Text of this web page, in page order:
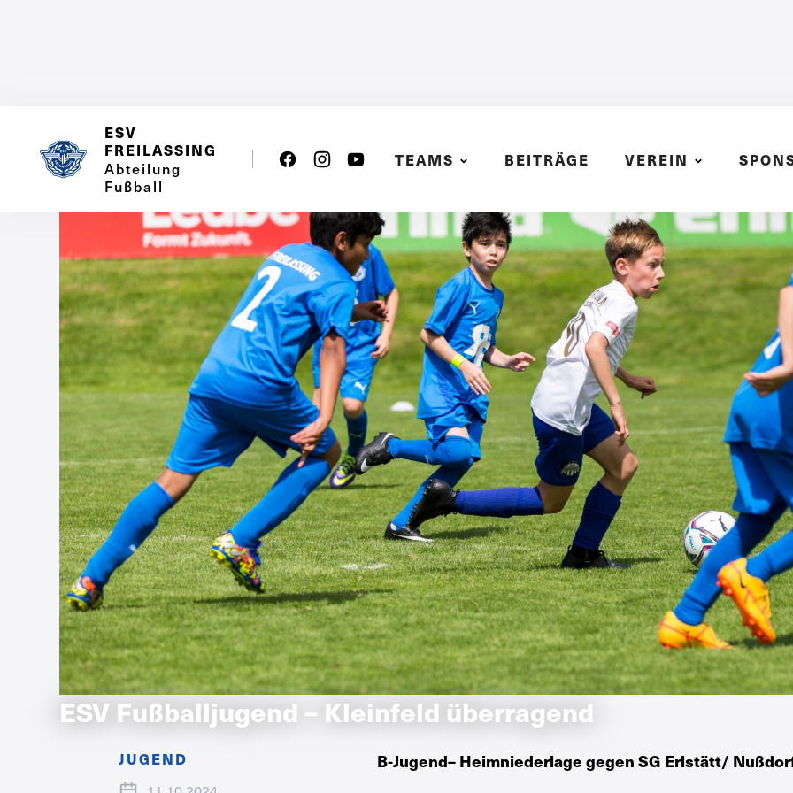
ESV
FREILASSING
Abteilung
Fußball
TEAMS BEITRÄGE VEREIN
ESV Fußballjugend – Kleinfeld überragend
JUGEND B-Jugend– Heimniederlage gegen SG Erlstätt/